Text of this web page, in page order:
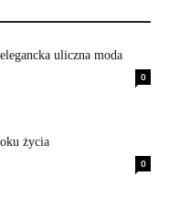
uliczna moda
0
życia
0